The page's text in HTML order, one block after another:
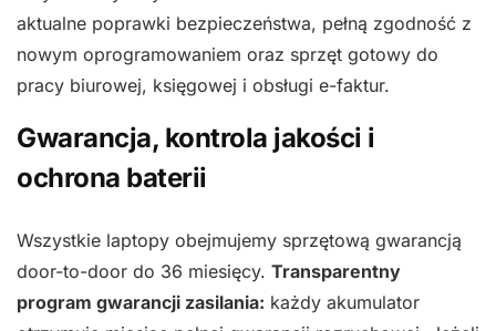
aktualne poprawki bezpieczeństwa, pełną zgodność z
nowym oprogramowaniem oraz sprzęt gotowy do
pracy biurowej, księgowej i obsługi e-faktur.
Gwarancja, kontrola jakości i
ochrona baterii
Wszystkie laptopy obejmujemy sprzętową gwarancją
door-to-door do 36 miesięcy. Transparentny
program gwarancji zasilania: każdy akumulator